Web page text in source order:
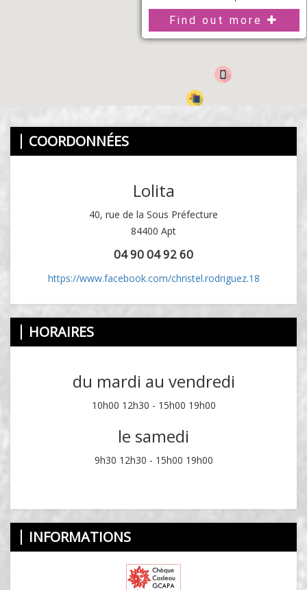
Find out more
COORDONNÉES
Lolita
40, rue de la Sous Préfecture
84400 Apt
04 90 04 92 60
https://www.facebook.com/christel.rodriguez.18
HORAIRES
du mardi au vendredi
10h00 12h30 - 15h00 19h00
le samedi
9h30 12h30 - 15h00 19h00
INFORMATIONS